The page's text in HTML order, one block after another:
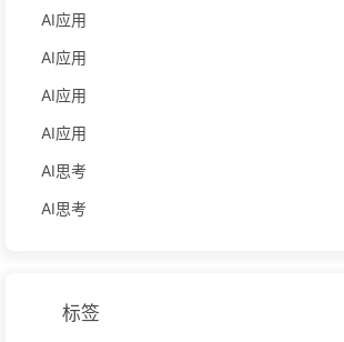
AI应用
AI应用
AI应用
AI应用
AI思考
AI思考
标签